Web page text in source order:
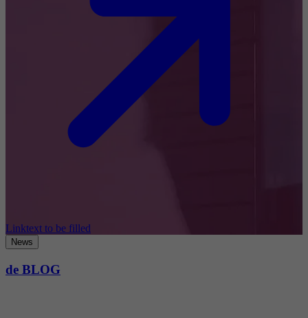
Linktext to be filled
News
de BLOG